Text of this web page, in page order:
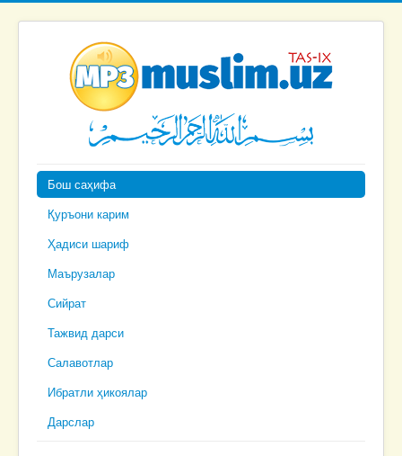
Бош саҳифа
Қуръони карим
Ҳадиси шариф
Маърузалар
Сийрат
Тажвид дарси
Салавотлар
Ибратли ҳикоялар
Дарслар